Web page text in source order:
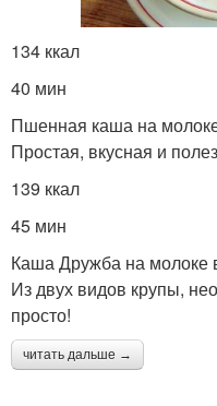
134 ккал
40 мин
Пшенная каша на
Простая, вкусная и
139 ккал
45 мин
Каша Дружба на молоке
Из двух видов крупы,
просто!
читать дальше →